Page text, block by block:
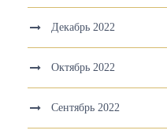
Декабрь 2022
Октябрь 2022
Сентябрь 2022